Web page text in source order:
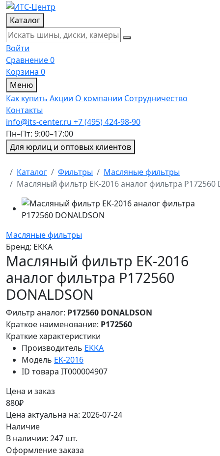
Каталог
Войти
Сравнение0
Корзина 0
Меню
Как купить Акции О компании Сотрудничество
Контакты
info@its-center.ru +7 (495) 424-98-90
Пн–Пт: 9:00–17:00
Для юрлиц и оптовых клиентов
Главная
Каталог Фильтры
Масляные фильтры
Масляный фильтр EK-2016 аналог фильтра P172560
Масляные фильтры
Бренд: EKKA
Масляный фильтр EK-2016
аналог фильтра P172560
DONALDSON
Фильтр аналог: P172560 DONALDSON
Краткое наименование: P172560
Краткие характеристики
Производитель EKKA
Модель EK-2016
ID товара IT000004907
Цена и заказ
880₽
Цена актуальна на: 2026-07-24
Наличие
В наличии: 247 шт.
Оформление заказа